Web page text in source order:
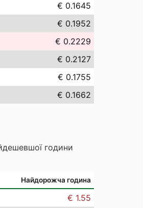
€ 0.1645
€ 0.1952
€ 0.2229
€ 0.2127
€ 0.1755
€ 0.1662
години
Найдорожча година
€ 1.55